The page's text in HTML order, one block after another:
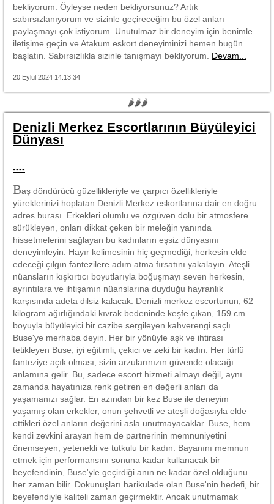
bekliyorum. Öyleyse neden bekliyorsunuz? Artık
sabırsızlanıyorum ve sizinle geçireceğim bu özel anları
paylaşmayı çok istiyorum. Unutulmaz bir deneyim için benimle
iletişime geçin ve Atakum eskort deneyiminizi hemen bugün
başlatın. Sabırsızlıkla sizinle tanışmayı bekliyorum. Devam...
20 Eylül 2024 14:13:34
🌶🌶🌶
Denizli Merkez Escortlarının Büyüleyici
Dünyası
----
Baş döndürücü güzellikleriyle ve çarpıcı özellikleriyle
yüreklerinizi hoplatan Denizli Merkez eskortlarına dair en doğru
adres burası. Erkekleri olumlu ve özgüven dolu bir atmosfere
sürükleyen, onları dikkat çeken bir meleğin yanında
hissetmelerini sağlayan bu kadınların eşsiz dünyasını
deneyimleyin. Hayır kelimesinin hiç geçmediği, herkesin elde
edeceği çılgın fantezilere adım atma fırsatını yakalayın. Ateşli
nüansların kışkırtıcı boyutlarıyla boğuşmayı seven herkesin,
ayrıntılara ve ihtişamın nüanslarına duyduğu hayranlık
karşısında adeta dilsiz kalacak. Denizli merkez escortunun, 62
kilogram ağırlığındaki kıvrak bedeninde keşfe çıkan, 159 cm
boyuyla büyüleyici bir cazibe sergileyen kahverengi saçlı
Buse'ye merhaba deyin. Her bir yönüyle aşk ve ihtirası
tetikleyen Buse, iyi eğitimli, çekici ve zeki bir kadın. Her türlü
fanteziye açık olması, sizin arzularınızın güvende olacağı
anlamına gelir. Bu, sadece escort hizmeti almayı değil, aynı
zamanda hayatınıza renk getiren en değerli anları da
yaşamanızı sağlar. En azından bir kez Buse ile deneyim
yaşamış olan erkekler, onun şehvetli ve ateşli doğasıyla elde
ettikleri özel anların değerini asla unutmayacaklar. Buse, hem
kendi zevkini arayan hem de partnerinin memnuniyetini
önemseyen, yetenekli ve tutkulu bir kadın. Bayanını memnun
etmek için performansını sonuna kadar kullanacak bir
beyefendinin, Buse'yle geçirdiği anın ne kadar özel olduğunu
her zaman bilir. Dokunuşları harikulade olan Buse'nin hedefi, bir
beyefendiyle kaliteli zaman geçirmektir. Ancak unutmamak